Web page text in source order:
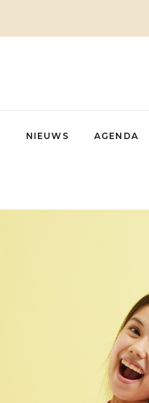
NIEUWS AGENDA